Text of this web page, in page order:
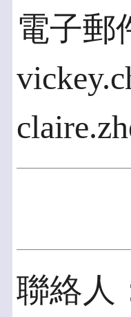
電子郵
聯絡人